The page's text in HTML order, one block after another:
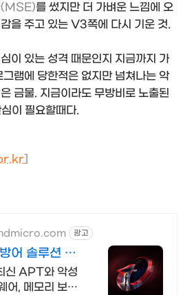
(MSE)를 썼지만 더 가벼운 느낌에 오
을 주고 있는 V3쪽에 다시 기운 것.
이 있는 성격 때문인지 지금까지 가
램에 당한적은 없지만 넘쳐나는 악
금물. 지금이라도 무방비로 노출된
이 필요할때다.
]
광고
어 솔루션 성
증된 벤더
APT와 악성
어, 메모리 보호